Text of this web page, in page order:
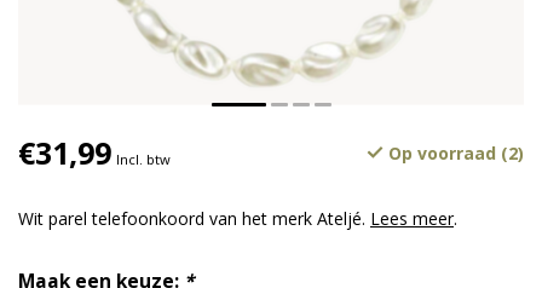
€31,99 Incl. btw Op voorraad (2)
Wit parel telefoonkoord van het merk Ateljé. Lees meer.
Maak een keuze: *